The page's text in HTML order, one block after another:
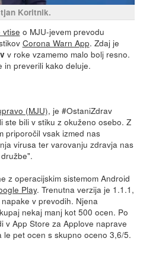
Koritnik.
vtise o MJU-jevem prevodu
Corona Warn App. Zdaj je
v roke vzamemo malo bolj resno.
in preverili kako deluje.
(MJU), je #OstaniZdrav
ste bili v stiku z okuženo osebo. Z
priporočil vsak izmed nas
virusa ter varovanju zdravja nas
z operacijskim sistemom Android
Play. Trenutna verzija je 1.1.1,
v prevodih. Njena
nekaj manj kot 500 ocen. Po
v App Store za Applove naprave
pet ocen s skupno oceno 3,6/5.